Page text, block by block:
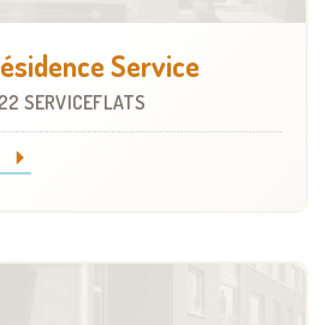
Service
22 SERVICEFLATS